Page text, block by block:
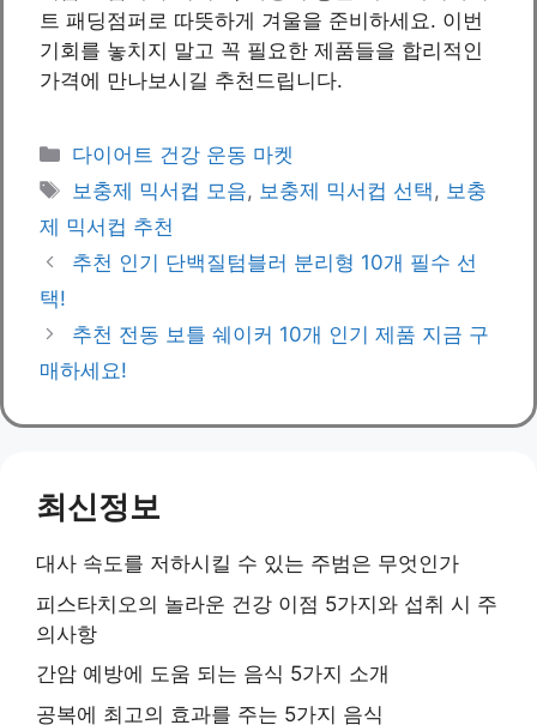
트 패딩점퍼로 따뜻하게 겨울을 준비하세요. 이번
기회를 놓치지 말고 꼭 필요한 제품들을 합리적인
가격에 만나보시길 추천드립니다.
Categories
다이어트 건강 운동 마켓
Tags
보충제 믹서컵 모음, 보충제 믹서컵 선택, 보충
제 믹서컵 추천
추천 인기 단백질텀블러 분리형 10개 필수 선
택!
추천 전동 보틀 쉐이커 10개 인기 제품 지금 구
매하세요!
최신정보
대사 속도를 저하시킬 수 있는 주범은 무엇인가
피스타치오의 놀라운 건강 이점 5가지와 섭취 시 주
의사항
간암 예방에 도움 되는 음식 5가지 소개
공복에 최고의 효과를 주는 5가지 음식